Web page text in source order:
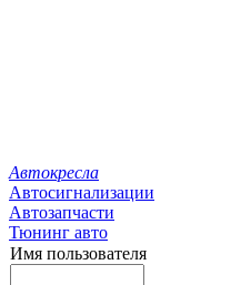
Автокресла
Автосигнализации
Автозапчасти
Тюнинг авто
Имя пользователя